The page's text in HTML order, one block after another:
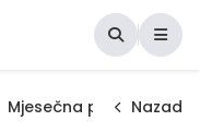
Mjesečna pomoć za
Nazad